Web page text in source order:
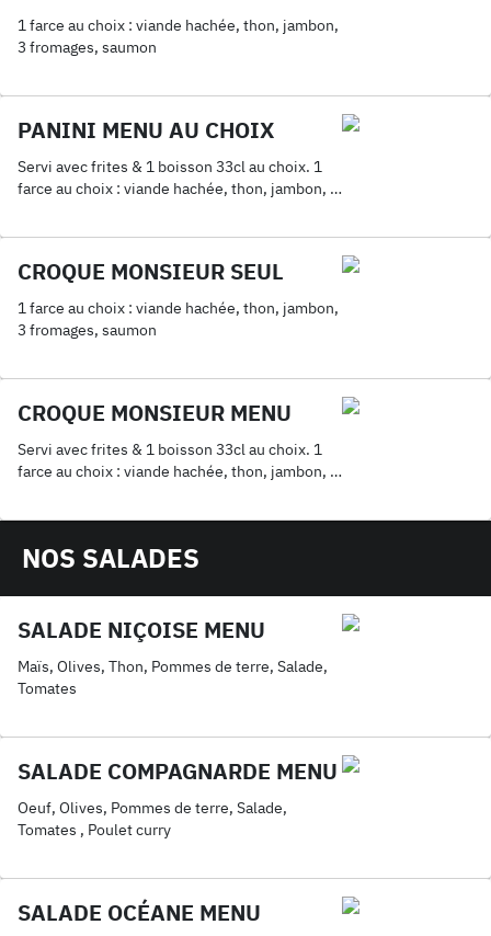
1 farce au choix : viande hachée, thon, jambon,
3 fromages, saumon
PANINI MENU AU CHOIX
Servi avec frites & 1 boisson 33cl au choix. 1
farce au choix : viande hachée, thon, jambon, 3
CROQUE MONSIEUR SEUL
1 farce au choix : viande hachée, thon, jambon,
3 fromages, saumon
CROQUE MONSIEUR MENU
Servi avec frites & 1 boisson 33cl au choix. 1
farce au choix : viande hachée, thon, jambon, 3
NOS SALADES
SALADE NIÇOISE MENU
Maïs, Olives, Thon, Pommes de terre, Salade,
Tomates
SALADE COMPAGNARDE MENU
Oeuf, Olives, Pommes de terre, Salade,
Tomates , Poulet curry
SALADE OCÉANE MENU